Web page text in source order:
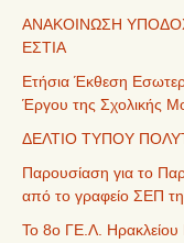
ΑΝΑΚΟΙΝΩΣΗ
ΕΣΤΙΑ
Ετήσια Έκθεση
Έργου της Σχολικής
ΔΕΛΤΙΟ ΤΥΠΟΥ
Παρουσίαση για το
από το γραφείο ΣΕΠ
Το 8ο ΓΕ.Λ. Ηρακλείου